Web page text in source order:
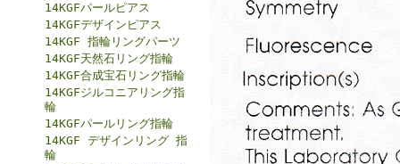
14KGFパールピアス
14KGFデザインピアス
14KGF 指輪リングパーツ
14KGF天然石リング指輪
14KGF合成宝石リング指輪
14KGFジルコニアリング指
輪
14KGFパールリング指輪
14KGF デザインリング 指
輪